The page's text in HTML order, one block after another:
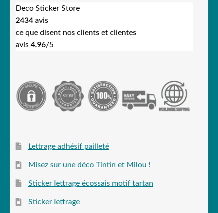
Deco Sticker Store
2434 avis
ce que disent nos clients et clientes
avis 4.96/5
Lettrage adhésif pailleté
Misez sur une déco Tintin et Milou !
Sticker lettrage écossais motif tartan
Sticker lettrage